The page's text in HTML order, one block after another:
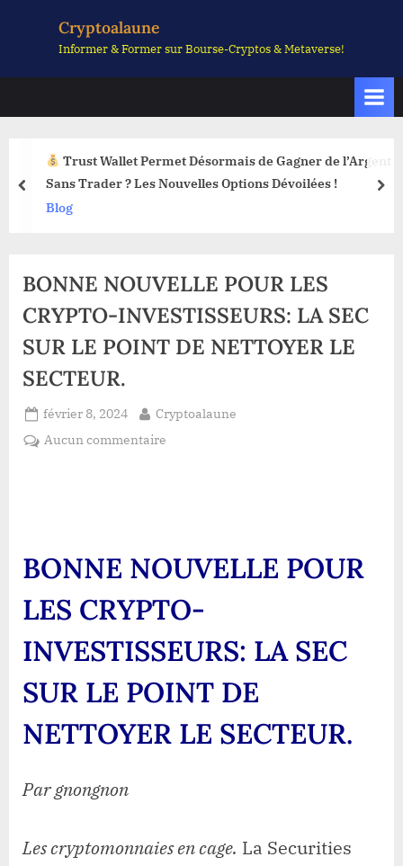
Cryptoalaune
Informer & Former sur Bourse-Cryptos & Metaverse!
Trust Wallet Permet Désormais de Gagner de l’Argent
Sans Trader ? Les Nouvelles Options Dévoilées !
Blog
prev
BONNE NOUVELLE POUR LES
CRYPTO-INVESTISSEURS: LA SEC
SUR LE POINT DE NETTOYER LE
SECTEUR.
Posted
on
février 8, 2024 By
Cryptoalaune
Aucun commentaire
INVESTISSEURS:
LA
SEC
SUR
LE
POINT
DE
NETTOYER
LE
SECTEUR.
BONNE NOUVELLE POUR
LES CRYPTO-
INVESTISSEURS: LA SEC
SUR LE POINT DE
NETTOYER LE SECTEUR.
Par gnongnon
Les cryptomonnaies en cage. La Securities